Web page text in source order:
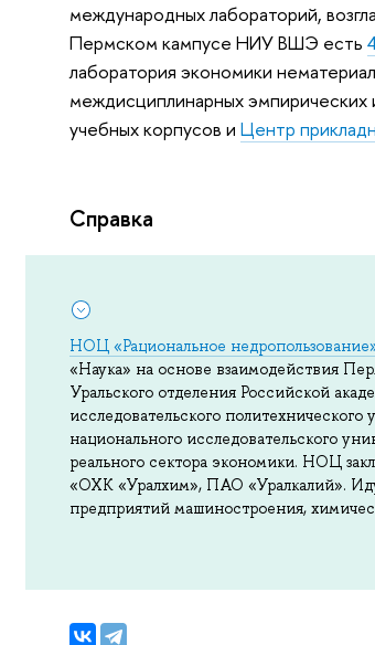
международных лабораторий,
Пермском кампусе НИУ ВШЭ есть
лаборатория экономики
междисциплинарных эмпирических
учебных корпусов и Центр
Справка
НОЦ «Рациональное
«Наука» на основе взаимодействия
Уральского отделения Российской
исследовательского
национального исследовательского
реального сектора экономики. НОЦ
«ОХК «Уралхим», ПАО «Уралкалий».
предприятий машиностроения,